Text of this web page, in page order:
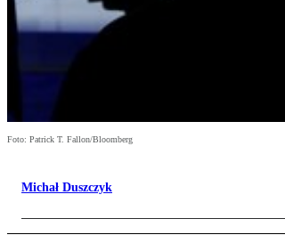
Foto: Patrick T. Fallon/Bloomberg
Michał Duszczyk